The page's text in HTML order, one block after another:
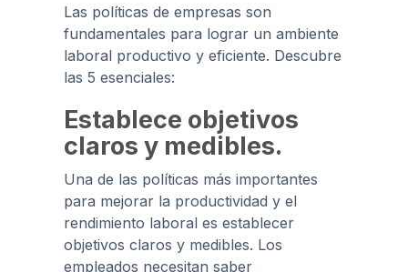
Las políticas de empresas son
fundamentales para lograr un ambiente
laboral productivo y eficiente. Descubre
las 5 esenciales:
Establece objetivos
claros y medibles.
Una de las políticas más importantes
para mejorar la productividad y el
rendimiento laboral es establecer
objetivos claros y medibles. Los
empleados necesitan saber